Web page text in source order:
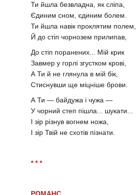
Ти йшла безвладна, як сліпа,
Єдиним сном, єдиним болем.
Ти йшла навік проклятим полем,
Й до стіп чорнозем прилипав,
До стіп поранених... Мій крик
Завмер у горлі згустком крові,
А Ти й не глянула в мій бік,
Стиснувши ще міцніше брови.
А Ти — байдужа і чужа —
У чорний степ пішла... шукати...
І зір різнув вогнем ножа,
І зір Твій не схотів пізнати.
* * *